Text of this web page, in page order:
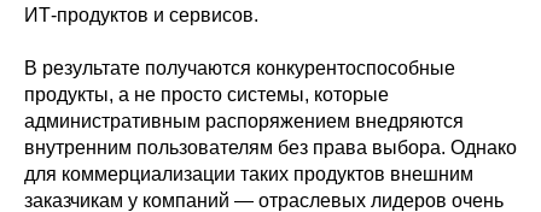
ИТ-продуктов и сервисов.
В результате получаются конкурентоспособные
продукты, а не просто системы, которые
административным распоряжением внедряются
внутренним пользователям без права выбора. Однако
для коммерциализации таких продуктов внешним
заказчикам у компаний — отраслевых лидеров очень